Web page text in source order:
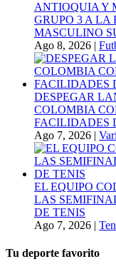
ANTIOQUIA Y
GRUPO 3 A LA
MASCULINO
Ago 8, 2026 |
DESPEGAR
COLOMBIA
FACILIDADES
Ago 7, 2026 |
EL EQUIPO
LAS
DE TENIS
Ago 7, 2026 |
Tu deporte favorito